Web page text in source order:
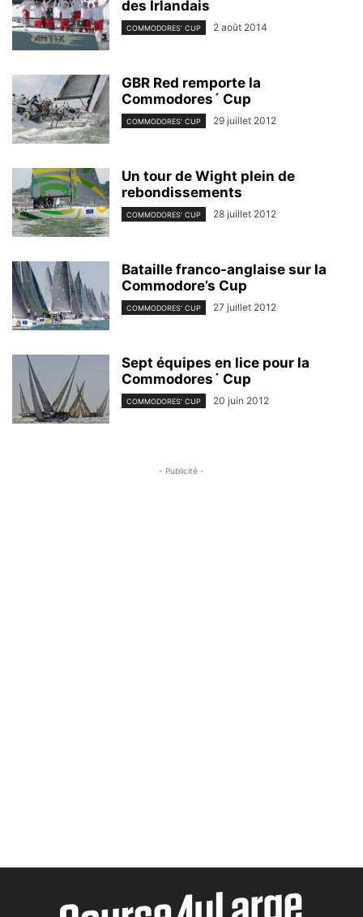
des Irlandais
COMMODORES' CUP 2 août 2014
GBR Red remporte la
Commodores´ Cup
COMMODORES' CUP 29 juillet 2012
Un tour de Wight plein de
rebondissements
COMMODORES' CUP 28 juillet 2012
Bataille franco-anglaise sur la
Commodore’s Cup
COMMODORES' CUP 27 juillet 2012
Sept équipes en lice pour la
Commodores´ Cup
COMMODORES' CUP 20 juin 2012
- Publicité -